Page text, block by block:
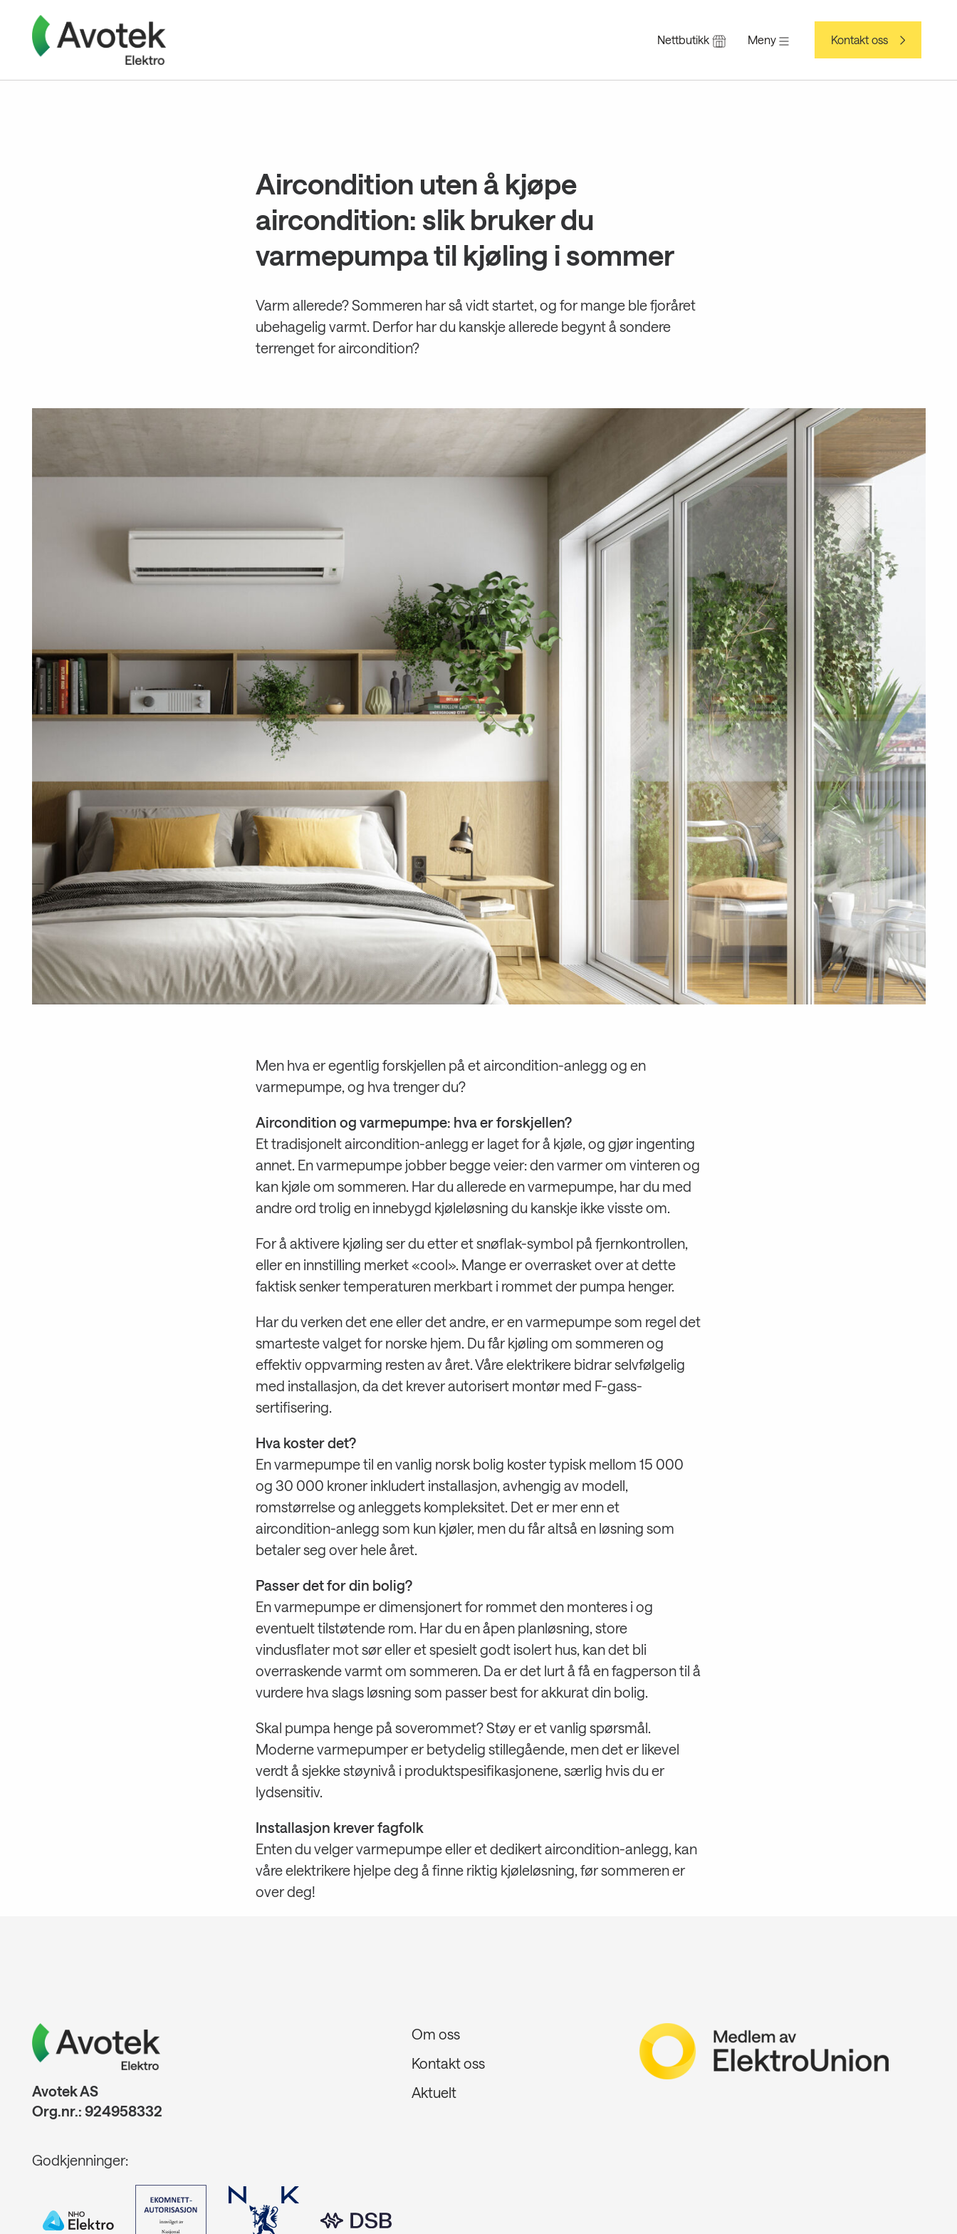
Gå
Nettbutikk Meny Kontakt oss
Aircondition uten å kjøpe
aircondition: slik bruker du
varmepumpa til kjøling i sommer
Varm allerede? Sommeren har så vidt startet, og for mange ble fjoråret
ubehagelig varmt. Derfor har du kanskje allerede begynt å sondere
terrenget for aircondition?
Men hva er egentlig forskjellen på et aircondition-anlegg og en
varmepumpe, og hva trenger du?
Aircondition og varmepumpe: hva er forskjellen?
Et tradisjonelt aircondition-anlegg er laget for å kjøle, og gjør ingenting
annet. En varmepumpe jobber begge veier: den varmer om vinteren og
kan kjøle om sommeren. Har du allerede en varmepumpe, har du med
andre ord trolig en innebygd kjøleløsning du kanskje ikke visste om.
For å aktivere kjøling ser du etter et snøflak-symbol på fjernkontrollen,
eller en innstilling merket «cool». Mange er overrasket over at dette
faktisk senker temperaturen merkbart i rommet der pumpa henger.
Har du verken det ene eller det andre, er en varmepumpe som regel det
smarteste valget for norske hjem. Du får kjøling om sommeren og
effektiv oppvarming resten av året. Våre elektrikere bidrar selvfølgelig
med installasjon, da det krever autorisert montør med F-gass-
sertifisering.
Hva koster det?
En varmepumpe til en vanlig norsk bolig koster typisk mellom 15 000
og 30 000 kroner inkludert installasjon, avhengig av modell,
romstørrelse og anleggets kompleksitet. Det er mer enn et
aircondition-anlegg som kun kjøler, men du får altså en løsning som
betaler seg over hele året.
Passer det for din bolig?
En varmepumpe er dimensjonert for rommet den monteres i og
eventuelt tilstøtende rom. Har du en åpen planløsning, store
vindusflater mot sør eller et spesielt godt isolert hus, kan det bli
overraskende varmt om sommeren. Da er det lurt å få en fagperson til å
vurdere hva slags løsning som passer best for akkurat din bolig.
Skal pumpa henge på soverommet? Støy er et vanlig spørsmål.
Moderne varmepumper er betydelig stillegående, men det er likevel
verdt å sjekke støynivå i produktspesifikasjonene, særlig hvis du er
lydsensitiv.
Installasjon krever fagfolk
Enten du velger varmepumpe eller et dedikert aircondition-anlegg, kan
våre elektrikere hjelpe deg å finne riktig kjøleløsning, før sommeren er
over deg!
Avotek AS
Org.nr.: 924958332
Om oss
Kontakt oss
Aktuelt
Godkjenninger: